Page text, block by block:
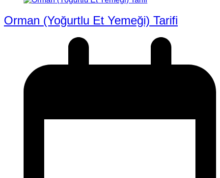
Orman (Yoğurtlu Et Yemeği) Tarifi